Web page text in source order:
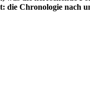
Chronologie nach